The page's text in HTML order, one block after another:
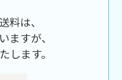
料は、
ますが、
します。